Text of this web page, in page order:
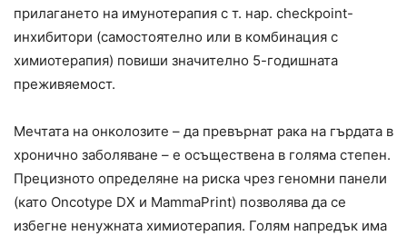
прилагането на имунотерапия с т. нар. checkpoint-
инхибитори (самостоятелно или в комбинация с
химиотерапия) повиши значително 5-годишната
преживяемост.
Мечтата на онколозите – да превърнат рака на гърдата в
хронично заболяване – е осъществена в голяма степен.
Прецизното определяне на риска чрез геномни панели
(като Oncotype DX и MammaPrint) позволява да се
избегне ненужната химиотерапия. Голям напредък има